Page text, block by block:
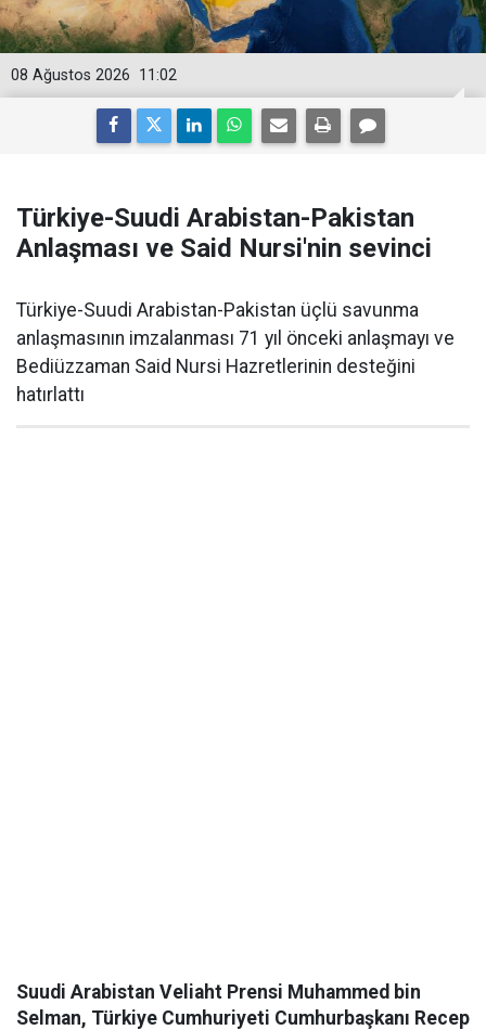
11:02
08 Ağustos 2026
Türkiye-Suudi Arabistan-Pakistan
Anlaşması ve Said Nursi'nin sevinci
Türkiye-Suudi Arabistan-Pakistan üçlü savunma
anlaşmasının imzalanması 71 yıl önceki anlaşmayı ve
Bediüzzaman Said Nursi Hazretlerinin desteğini
hatırlattı
Suudi Arabistan Veliaht Prensi Muhammed bin
Selman, Türkiye Cumhuriyeti Cumhurbaşkanı Recep